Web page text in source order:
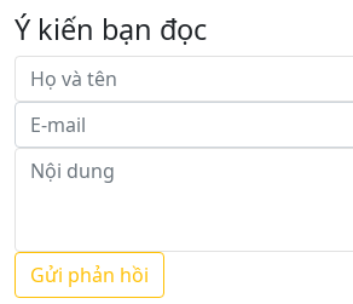
Ý kiến bạn đọc